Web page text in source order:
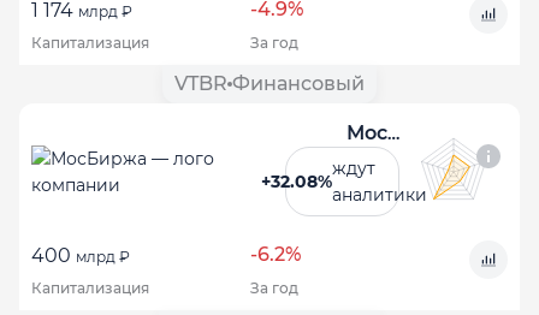
1 174 млрд ₽ -4.9%
Капитализация За год
VTBR Финансовый
МосБиржа
+32.08%
ждут
аналитики
400 млрд ₽ -6.2%
Капитализация За год